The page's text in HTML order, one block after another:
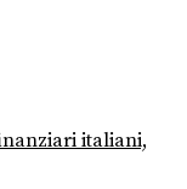
italiani,